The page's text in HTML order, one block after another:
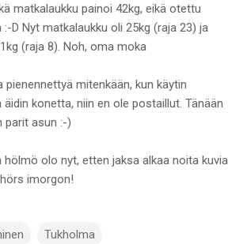
matkalaukku painoi 42kg, eikä otettu
D Nyt matkalaukku oli 25kg (raja 23) ja
(raja 8). Noh, oma moka
pienennettyä mitenkään, kun käytin
konetta, niin en ole postaillut. Tänään
parit asun :-)
hölmö olo nyt, etten jaksa alkaa noita kuvia
imorgon!
Tukholma